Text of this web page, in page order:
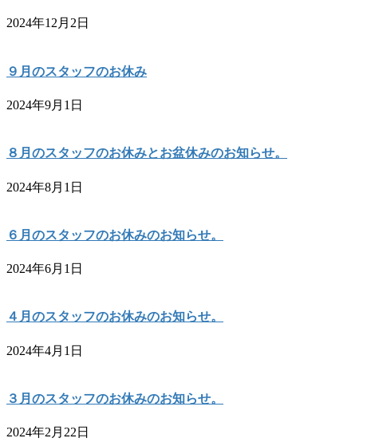
2024年12月2日
９月のスタッフのお休み
2024年9月1日
８月のスタッフのお休みとお盆休みのお知らせ。
2024年8月1日
６月のスタッフのお休みのお知らせ。
2024年6月1日
４月のスタッフのお休みのお知らせ。
2024年4月1日
３月のスタッフのお休みのお知らせ。
2024年2月22日